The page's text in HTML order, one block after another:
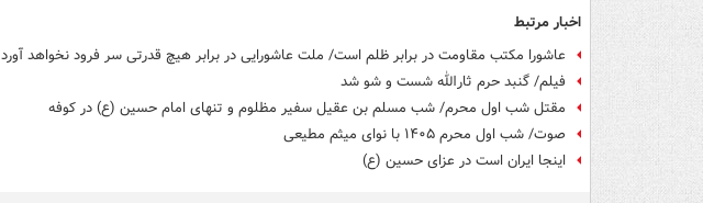
اخبار مرتبط
عاشورا مکتب مقاومت در برابر ظلم است/ ملت عاشورایی در برابر هیچ قدرتی سر فرود نخواهد آورد
فیلم/ گنبد حرم ثارالله شست و شو شد
مقتل شب اول محرم/ شب مسلم بن عقیل سفیر مظلوم و تنهای امام حسین (ع) در کوفه
صوت/ شب اول محرم ۱۴۰۵ با نوای میثم مطیعی
اینجا ایران است در عزای حسین (ع)